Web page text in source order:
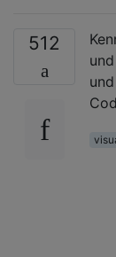
512